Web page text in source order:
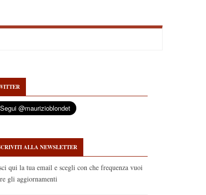
ALLA NEWSLETTER
qui la tua email e scegli con che frequenza vuoi
gli aggiornamenti